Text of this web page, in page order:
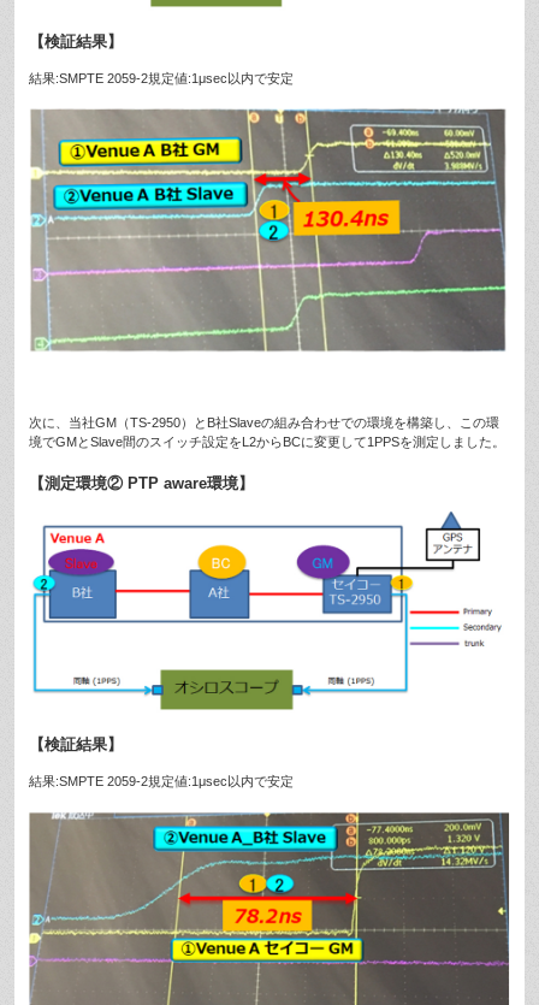
【検証結果】
結果:SMPTE 2059-2規定値:1μsec以内で安定
次に、当社GM（TS-2950）とB社Slaveの組み合わせでの環境を構築し、この環
境でGMとSlave間のスイッチ設定をL2からBCに変更して1PPSを測定しました。
【測定環境② PTP aware環境】
【検証結果】
結果:SMPTE 2059-2規定値:1μsec以内で安定